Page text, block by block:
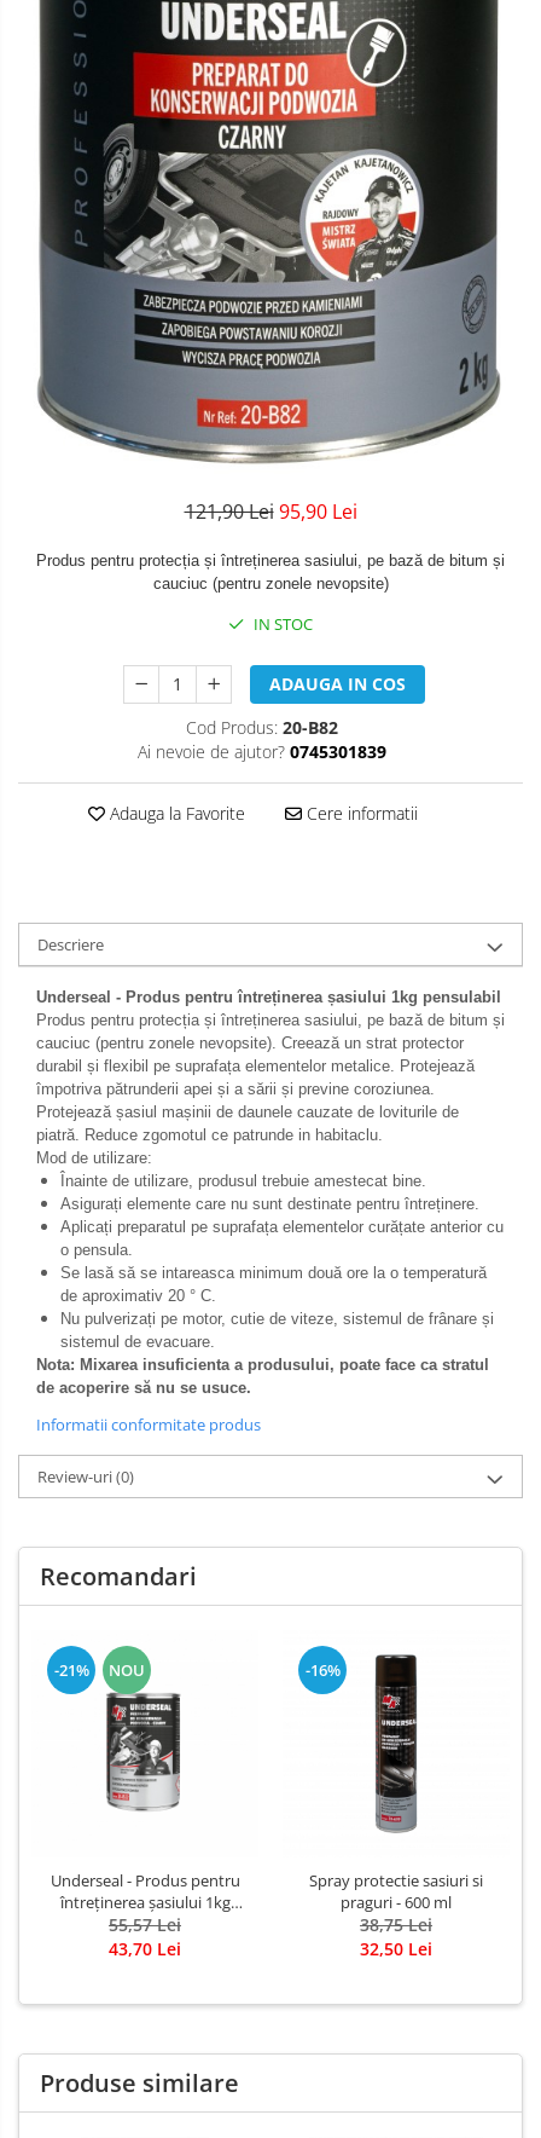
121,90 Lei 95,90 Lei
Produs pentru protecția și întreținerea sasiului, pe bază de bitum și
cauciuc (pentru zonele nevopsite)
IN STOC
ADAUGA IN COS
Cod Produs: 20-B82
Ai nevoie de ajutor? 0745301839
Adauga la Favorite Cere informatii
Descriere
Underseal - Produs pentru întreținerea șasiului 1kg pensulabil
Produs pentru protecția și întreținerea sasiului, pe bază de bitum și
cauciuc (pentru zonele nevopsite). Creează un strat protector
durabil și flexibil pe suprafața elementelor metalice. Protejează
împotriva pătrunderii apei și a sării și previne coroziunea.
Protejează șasiul mașinii de daunele cauzate de loviturile de
piatră. Reduce zgomotul ce patrunde in habitaclu.
Mod de utilizare:
Înainte de utilizare, produsul trebuie amestecat bine.
Asigurați elemente care nu sunt destinate pentru întreținere.
Aplicați preparatul pe suprafața elementelor curățate anterior cu
o pensula.
Se lasă să se intareasca minimum două ore la o temperatură
de aproximativ 20 ° C.
Nu pulverizați pe motor, cutie de viteze, sistemul de frânare și
sistemul de evacuare.
Nota: Mixarea insuficienta a produsului, poate face ca stratul
de acoperire să nu se usuce.
Informatii conformitate produs
Review-uri(0)
Recomandari
-21% NOU
Underseal - Produs pentru
întreținerea șasiului 1kg
pensulabil
55,57 Lei
43,70 Lei
-16%
Spray protectie sasiuri si
praguri - 600 ml
38,75 Lei
32,50 Lei
Produse similare